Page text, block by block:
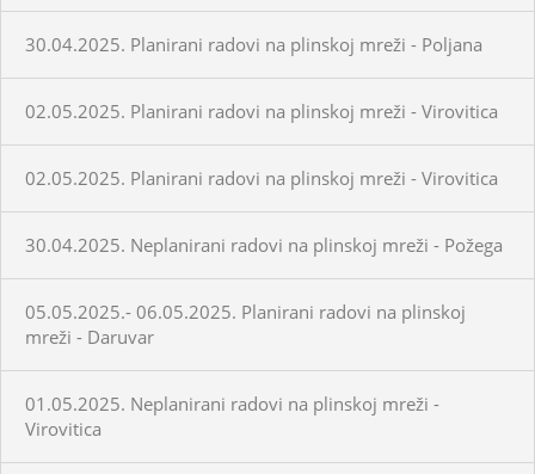
30.04.2025. Planirani radovi na plinskoj mreži - Poljana
02.05.2025. Planirani radovi na plinskoj mreži - Virovitica
02.05.2025. Planirani radovi na plinskoj mreži - Virovitica
30.04.2025. Neplanirani radovi na plinskoj mreži - Požega
05.05.2025.- 06.05.2025. Planirani radovi na plinskoj
mreži - Daruvar
01.05.2025. Neplanirani radovi na plinskoj mreži -
Virovitica